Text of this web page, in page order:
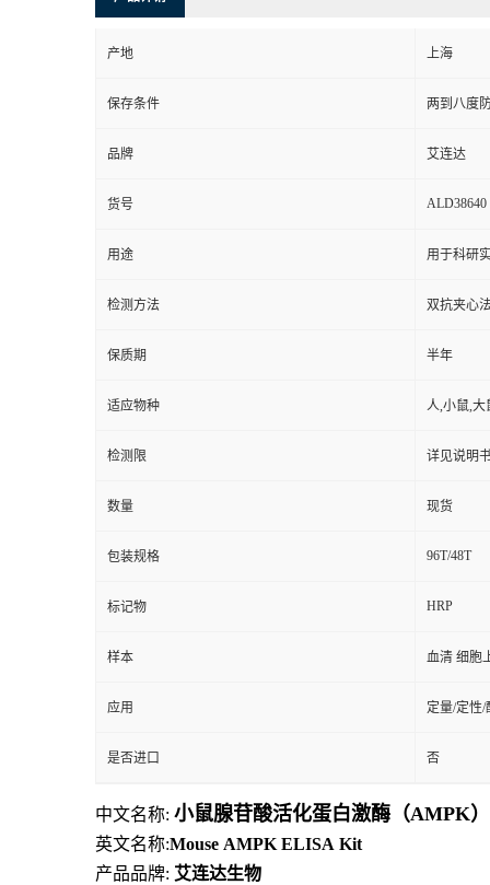
产地 上海
保存条件 两到八度
品牌 艾连达
货号 ALD38640
用途 用于科研
检测方法 双抗夹心
保质期 半年
适应物种 人,小鼠,大
检测限 详见说明
数量 现货
包装规格 96T/48T
标记物 HRP
样本 血清 细胞
应用 定量/定性/
是否进口 否
中文名称: 小鼠腺苷酸活化蛋白激酶（AMPK
英文名称:Mouse AMPK ELISA Kit
产品品牌: 艾连达生物